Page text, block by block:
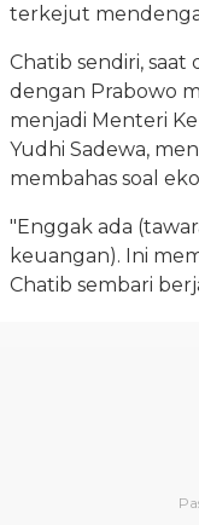
terkejut
Chatib sendiri,
dengan Prabowo
menjadi Menteri
Yudhi Sadewa,
membahas soal
"Enggak ada
keuangan). Ini
Chatib sembari